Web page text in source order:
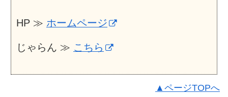
HP ≫ ホームページ
じゃらん ≫ こちら
▲ページTOPへ